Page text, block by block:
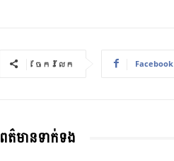
ចែករំលែក Facebook
ពត៌មានទាក់ទង